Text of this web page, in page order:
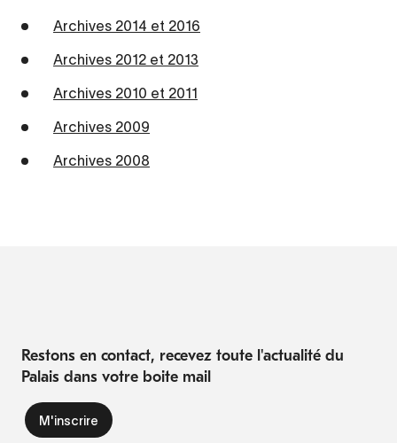
Archives 2014 et 2016
Archives 2012 et 2013
Archives 2010 et 2011
Archives 2009
Archives 2008
Restons en contact, recevez toute l'actualité du
Palais dans votre boite mail